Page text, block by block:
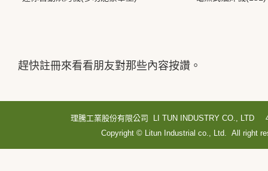
趕快註冊來看看朋友對那些內容按讚。
理騰工業股份有限公司 LI TUN INDUSTRY CO., LTD
Copyright © Litun Industrial co., Ltd. All right